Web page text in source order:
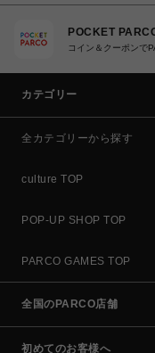
POCKET
コイン＆クーポンで
カテゴリー
全カテゴリーから探す
culture TOP
POP-UP SHOP TOP
PARCO GAMES TOP
全国のPARCO店舗
初めてのお客様へ